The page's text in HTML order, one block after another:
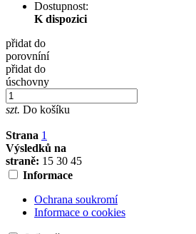
Dostupnost:
K dispozici
přidat do
porovníní
přidat do
úschovny
szt. Do košíku
Strana 1
Výsledků na
straně: 15 30 45
Informace
Ochrana soukromí
Informace o cookies